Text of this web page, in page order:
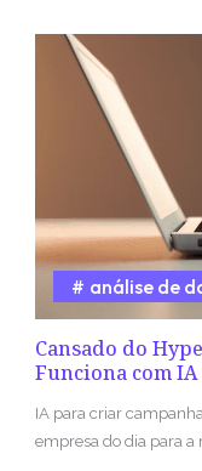
Cansado do
Funciona com
análise de
IA para criar
empresa do dia para a